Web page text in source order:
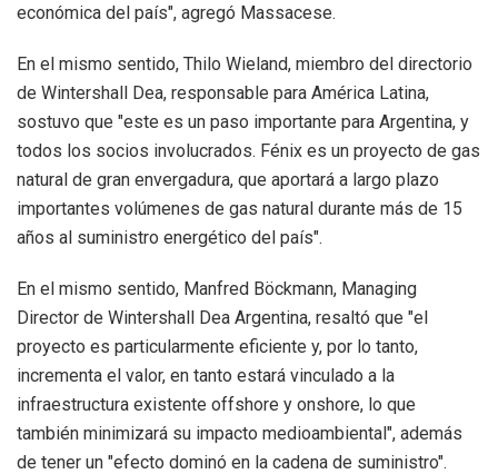
económica del país", agregó Massacese.
En el mismo sentido, Thilo Wieland, miembro del directorio
de Wintershall Dea, responsable para América Latina,
sostuvo que "este es un paso importante para Argentina, y
todos los socios involucrados. Fénix es un proyecto de gas
natural de gran envergadura, que aportará a largo plazo
importantes volúmenes de gas natural durante más de 15
años al suministro energético del país".
En el mismo sentido, Manfred Böckmann, Managing
Director de Wintershall Dea Argentina, resaltó que "el
proyecto es particularmente eficiente y, por lo tanto,
incrementa el valor, en tanto estará vinculado a la
infraestructura existente offshore y onshore, lo que
también minimizará su impacto medioambiental", además
de tener un "efecto dominó en la cadena de suministro".